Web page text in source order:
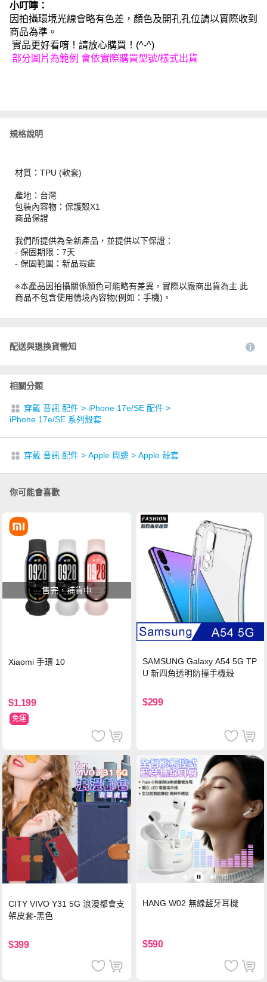
小叮嚀：
因拍攝環境光線會略有色差，顏色及開孔孔位請以實際收到
商品為準。
實品更好看唷！請放心購買！(^-^)
部分圖片為範例 會依實際購買型號/樣式出貨
規格說明
材質：TPU (軟套)
產地：台灣
包裝內容物：保護殼X1
商品保證
我們所提供為全新產品，並提供以下保證：
- 保固期限：7天
- 保固範圍：新品瑕疵
※本產品因拍攝關係顏色可能略有差異，實際以廠商出貨為主.此
商品不包含使用情境內容物(例如：手機)。
配送與退換貨需知
相關分類
穿戴 音訊 配件 > iPhone 17e/SE 配件 >
iPhone 17e/SE 系列殼套
穿戴 音訊 配件 > Apple 周邊 > Apple 殼套
你可能會喜歡
售完，補貨中
Xiaomi 手環 10
$1,199
免運
SAMSUNG Galaxy A54 5G TP
U 新四角透明防撞手機殼
$299
CITY VIVO Y31 5G 浪漫都會支
架皮套-黑色
$399
HANG W02 無線藍牙耳機
$590